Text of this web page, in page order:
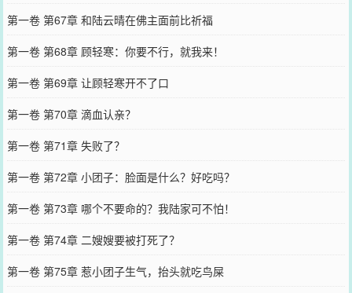
第一卷 第67章 和陆云晴在佛主面前比祈福
第一卷 第68章 顾轻寒：你要不行，就我来！
第一卷 第69章 让顾轻寒开不了口
第一卷 第70章 滴血认亲？
第一卷 第71章 失败了？
第一卷 第72章 小团子：脸面是什么？好吃吗？
第一卷 第73章 哪个不要命的？我陆家可不怕！
第一卷 第74章 二嫂嫂要被打死了？
第一卷 第75章 惹小团子生气，抬头就吃鸟屎